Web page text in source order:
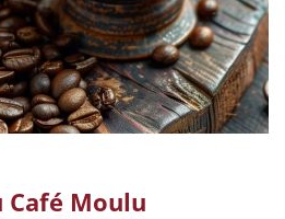
Café Moulu